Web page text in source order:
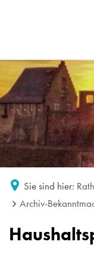
Sie sind hier:
Archiv-